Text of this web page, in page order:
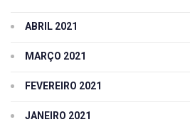
ABRIL 2021
MARÇO 2021
FEVEREIRO 2021
JANEIRO 2021